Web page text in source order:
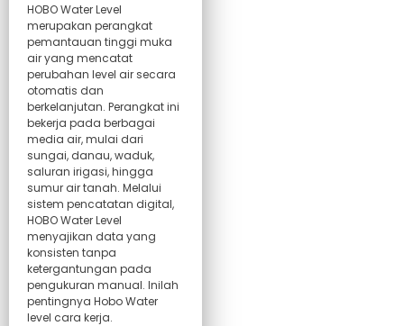
HOBO Water Level
merupakan perangkat
pemantauan tinggi muka
air yang mencatat
perubahan level air secara
otomatis dan
berkelanjutan. Perangkat ini
bekerja pada berbagai
media air, mulai dari
sungai, danau, waduk,
saluran irigasi, hingga
sumur air tanah. Melalui
sistem pencatatan digital,
HOBO Water Level
menyajikan data yang
konsisten tanpa
ketergantungan pada
pengukuran manual. Inilah
pentingnya Hobo Water
level cara kerja.